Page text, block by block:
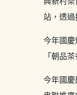
站，透
今年國慶
「朝品
今年國慶